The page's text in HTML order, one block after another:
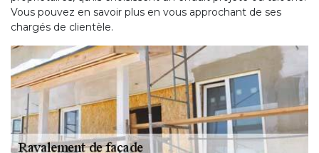
Vous pouvez en savoir plus en vous approchant de ses
chargés de clientèle.